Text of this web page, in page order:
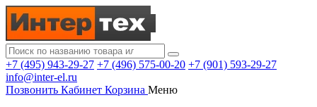
+7 (495) 943-29-27 +7 (496) 575-00-20 +7 (901) 593-29-27
info@inter-el.ru
Позвонить Кабинет Корзина Меню